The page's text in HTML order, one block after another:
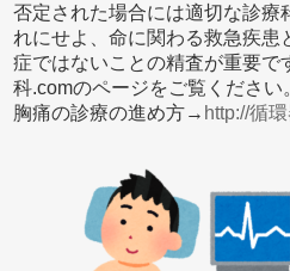
否定された場合には適切な診療
れにせよ、命に関わる救急疾患
症ではないことの精査が重要で
科.comのページをご覧ください
胸痛の診療の進め方→ http://循